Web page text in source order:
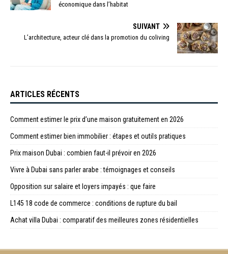
économique dans l’habitat
SUIVANT
L’architecture, acteur clé dans la promotion du coliving
ARTICLES RÉCENTS
Comment estimer le prix d’une maison gratuitement en 2026
Comment estimer bien immobilier : étapes et outils pratiques
Prix maison Dubai : combien faut-il prévoir en 2026
Vivre à Dubai sans parler arabe : témoignages et conseils
Opposition sur salaire et loyers impayés : que faire
L145 18 code de commerce : conditions de rupture du bail
Achat villa Dubai : comparatif des meilleures zones résidentielles